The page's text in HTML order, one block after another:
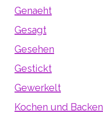
Genaeht
Gesagt
Gesehen
Gestickt
Gewerkelt
Kochen und Backen